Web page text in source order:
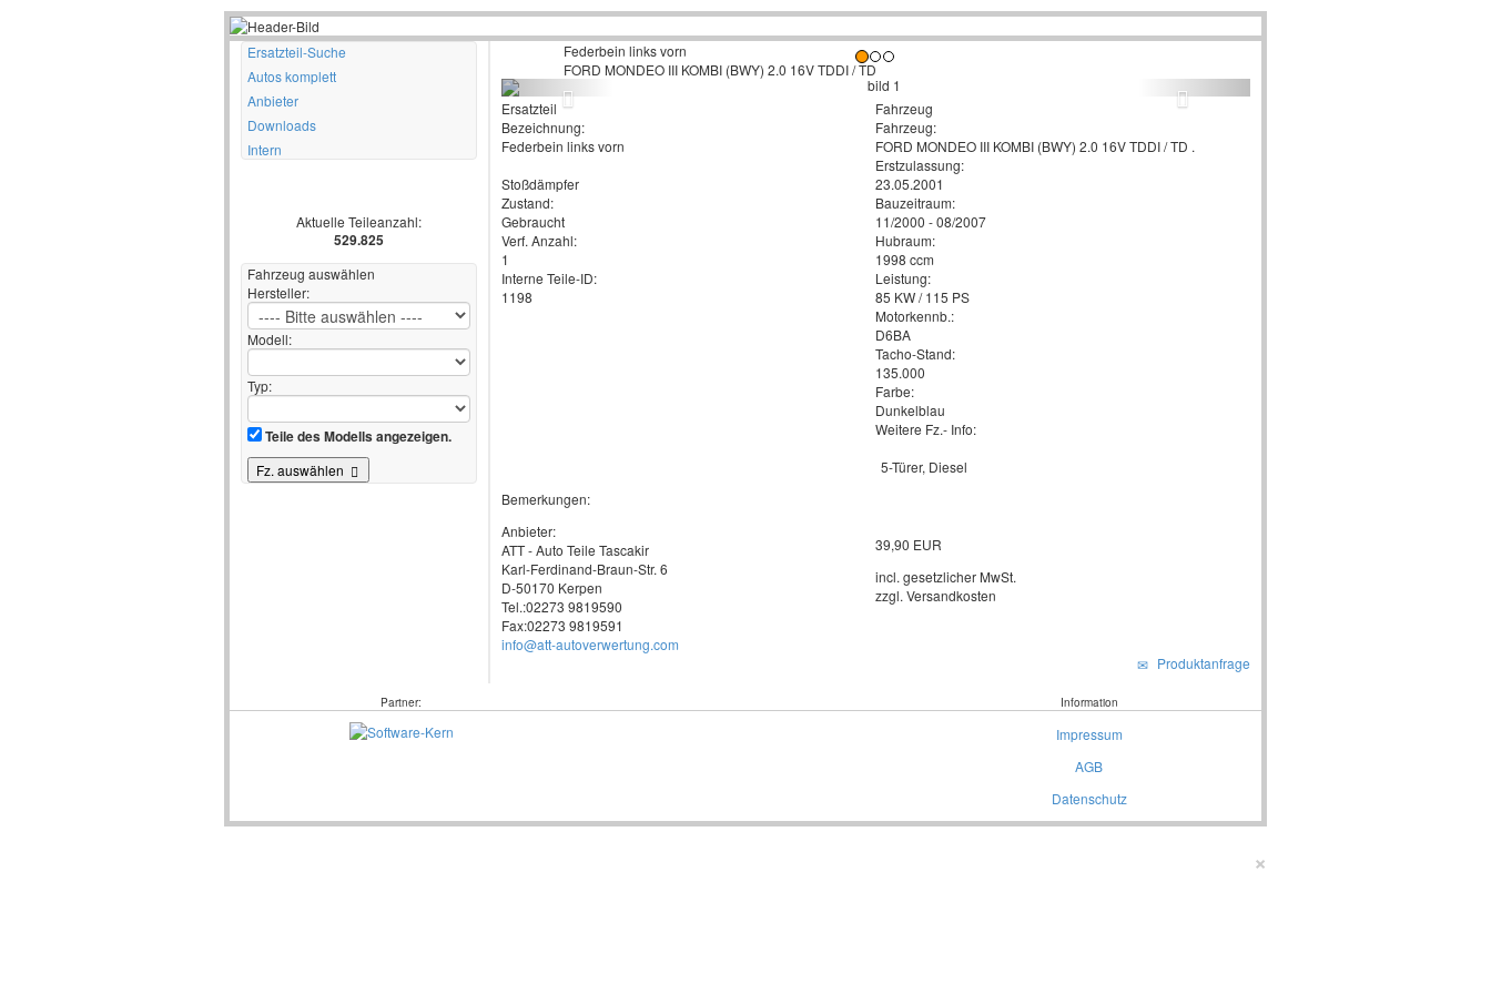
Ersatzteil-Suche
Autos komplett
Anbieter
Downloads
Intern
Aktuelle Teileanzahl:
529.825
Fahrzeug auswählen
Hersteller:
Modell:
Typ:
Teile des Modells angezeigen.
Fz. auswählen
Federbein links vorn
FORD MONDEO III KOMBI (BWY) 2.0 16V TDDI / TD
Ersatzteil
Bezeichnung:
Federbein links vorn
Stoßdämpfer
Zustand:
Gebraucht
Verf. Anzahl:
1
Interne Teile-ID:
1198
Fahrzeug
Fahrzeug:
FORD MONDEO III KOMBI (BWY) 2.0 16V TDDI / TD .
Erstzulassung:
23.05.2001
Bauzeitraum:
11/2000 - 08/2007
Hubraum:
1998 ccm
Leistung:
85 KW / 115 PS
Motorkennb.:
D6BA
Tacho-Stand:
135.000
Farbe:
Dunkelblau
Weitere Fz.- Info:
5-Türer, Diesel
Bemerkungen:
Anbieter:
ATT - Auto Teile Tascakir
Karl-Ferdinand-Braun-Str. 6
D-50170 Kerpen
Tel.:02273 9819590
Fax:02273 9819591
info@att-autoverwertung.com
39,90 EUR
incl. gesetzlicher MwSt.
zzgl. Versandkosten
Produktanfrage
Partner: Information
Impressum
AGB
Datenschutz
×